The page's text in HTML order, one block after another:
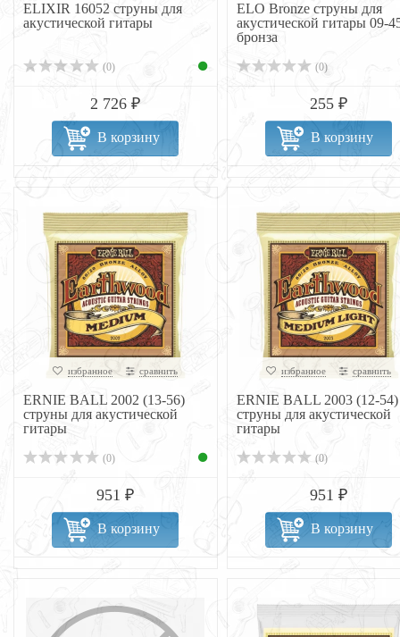
ELIXIR 16052 струны для
акустической гитары
(0)
2 726 ₽
В корзину
ELO Bronze струны для
акустической гитары 09-
бронза
(0)
255 ₽
В корзину
избранное сравнить
ERNIE BALL 2002 (13-56)
струны для акустической
гитары
(0)
951 ₽
В корзину
избранное сравнить
ERNIE BALL 2003 (12-54)
струны для акустической
гитары
(0)
951 ₽
В корзину